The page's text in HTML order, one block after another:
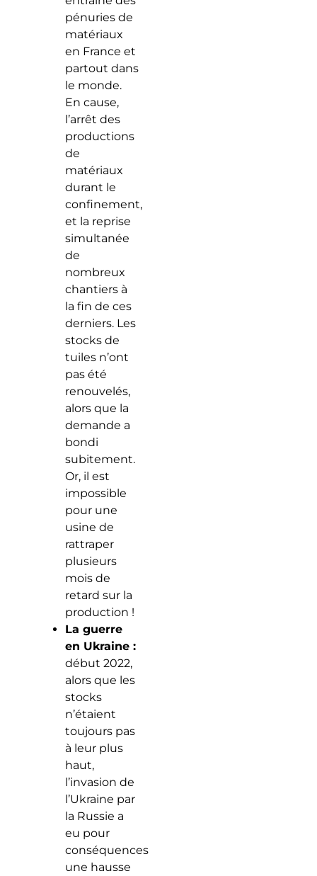
pénuries de
matériaux
en France et
partout dans
le monde.
En cause,
l’arrêt des
productions
de
matériaux
durant le
confinement,
et la reprise
simultanée
de
nombreux
chantiers à
la fin de ces
derniers. Les
stocks de
tuiles n’ont
pas été
renouvelés,
alors que la
demande a
bondi
subitement.
Or, il est
impossible
pour une
usine de
rattraper
plusieurs
mois de
retard sur la
production !
La guerre
en Ukraine :
début 2022,
alors que les
stocks
n’étaient
toujours pas
à leur plus
haut,
l’invasion de
l’Ukraine par
la Russie a
eu pour
conséquences
une hausse